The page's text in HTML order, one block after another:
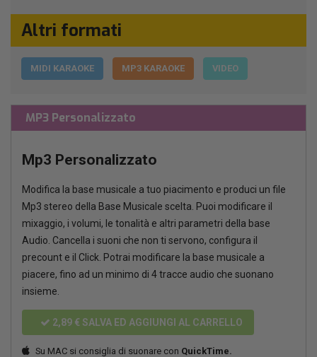
Altri formati
MIDI KARAOKE MP3 KARAOKE VIDEO
MP3 Personalizzato
Mp3 Personalizzato
Modifica la base musicale a tuo piacimento e produci un file
Mp3 stereo della Base Musicale scelta. Puoi modificare il
mixaggio, i volumi, le tonalità e altri parametri della base
Audio. Cancella i suoni che non ti servono, configura il
precount e il Click. Potrai modificare la base musicale a
piacere, fino ad un minimo di 4 tracce audio che suonano
insieme.
2,89 € SALVA ED AGGIUNGI AL CARRELLO
Su MAC si consiglia di suonare con QuickTime.